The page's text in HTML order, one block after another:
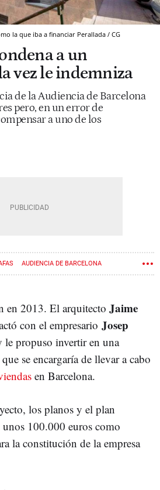
la que iba a financiar Perallada / CG
a un
vez le indemniza
de la Audiencia de Barcelona
pero, en un error de
a uno de los
AUDIENCIA DE BARCELONA
en 2013. El arquitecto Jaime
con el empresario Josep
propuso invertir en una
se encargaría de llevar a cabo
en Barcelona.
los planos y el plan
unos 100.000 euros como
la constitución de la empresa